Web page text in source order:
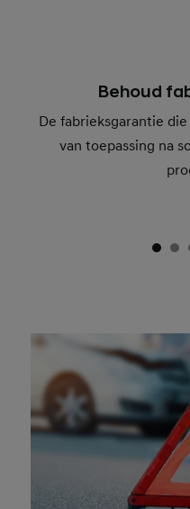
Behoud
De fabrieksgarantie
van toepassing na